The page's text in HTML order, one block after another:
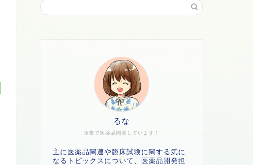
企業で医薬品開発しています！
るな
主に医薬品関連や臨床試験に関する気に
なるトピックスについて、医薬品開発担